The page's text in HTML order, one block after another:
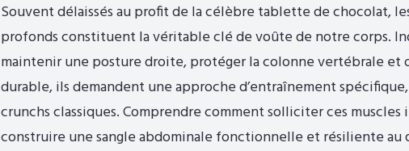
Souvent délaissés au profit de la célèbre tablette de chocolat,
profonds constituent la véritable clé de voûte de notre corps.
maintenir une posture droite, protéger la colonne vertébrale
durable, ils demandent une approche d’entraînement
crunchs classiques. Comprendre comment solliciter ces
construire une sangle abdominale fonctionnelle et résiliente au